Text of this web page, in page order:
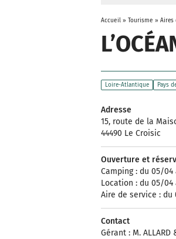
Accueil» Tourisme » Aires
Loire-Atlantique Pays
Adresse
15, route de la
44490 Le Croisic
Ouverture et
Camping : du 05/04
Location : du 05/04
Aire de service : du
Contact
Gérant : M. ALLARD